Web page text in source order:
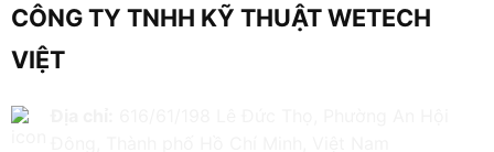
CÔNG TY TNHH KỸ THUẬT WETECH
VIỆT